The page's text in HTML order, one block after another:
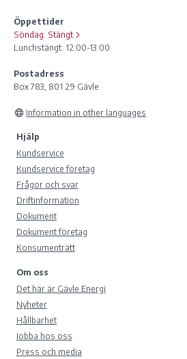
Öppettider
Söndag: Stängt
Lunchstängt: 12:00-13:00
Postadress
Box 783, 801 29 Gävle
Information in other languages
Hjälp
Kundservice
Kundservice företag
Frågor och svar
Driftinformation
Dokument
Dokument företag
Konsumenträtt
Om oss
Det här är Gävle Energi
Nyheter
Hållbarhet
Jobba hos oss
Press och media